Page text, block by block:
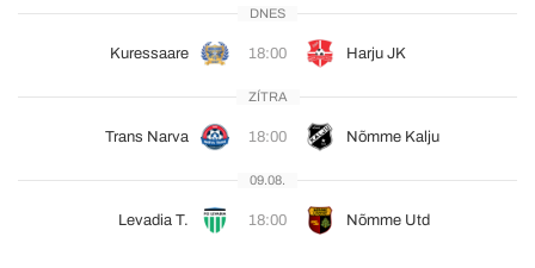
DNES
Kuressaare 18:00 Harju JK
ZÍTRA
Trans Narva 18:00 Nõmme Kalju
09.08.
Levadia T. 18:00 Nõmme Utd